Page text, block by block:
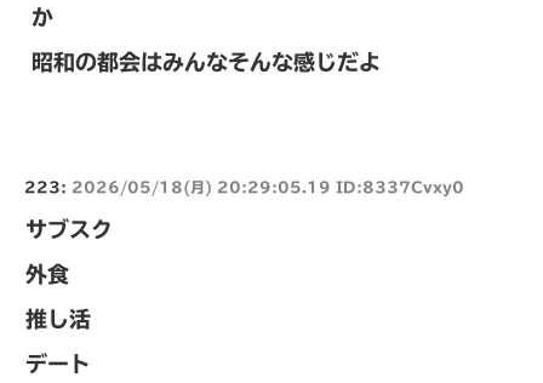
か
昭和の都会はみんなそんな感じだよ
223: 2026/05/18(月) 20:29:05.19 ID:8337Cvxy0
サブスク
外食
推し活
デート